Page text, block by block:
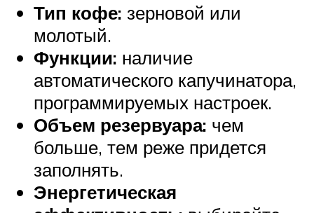
Тип кофе: зерновой или
молотый.
Функции: наличие
автоматического капучинатора,
программируемых настроек.
Объем резервуара: чем
больше, тем реже придется
заполнять.
Энергетическая